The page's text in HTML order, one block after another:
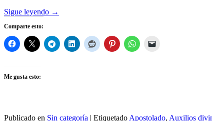
Sigue leyendo →
Comparte esto:
Me gusta esto:
Publicado en Sin categoría | Etiquetado Apostolado, Auxilios